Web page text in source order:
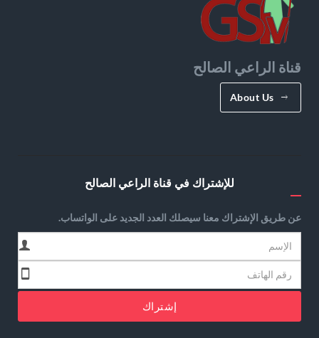
قناة الراعي الصالح
About Us
للإشتراك في قناة الراعي الصالح
عن طريق الإشتراك معنا سيصلك العدد الجديد على الواتساب.
إشتراك